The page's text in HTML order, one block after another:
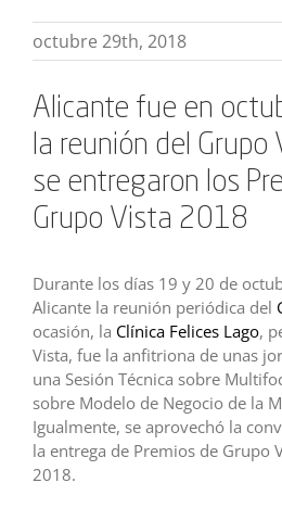
octubre 29th, 2018
Alicante fue en
la reunión del Grupo
se entregaron los
Grupo Vista 2018
Durante los días 19 y 20 de
Alicante la reunión periódica del
ocasión, la Clínica Felices Lago,
Vista, fue la anfitriona de unas
una Sesión Técnica sobre
sobre Modelo de Negocio de la
Igualmente, se aprovechó la
la entrega de Premios de Grupo
2018.